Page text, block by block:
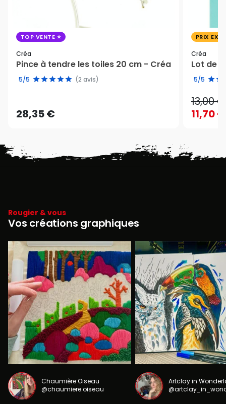
TOP VENTE
Créa
Pince à tendre les toiles 20 cm - Créa
5/5 (2 avis)
28,35 €
PRIX
Créa
Lot de
5/5
13,00 €
11,70 €
Rougier & vous
Vos créations graphiques
Chaumière Oiseau
@chaumiere.oiseau
Artclay in